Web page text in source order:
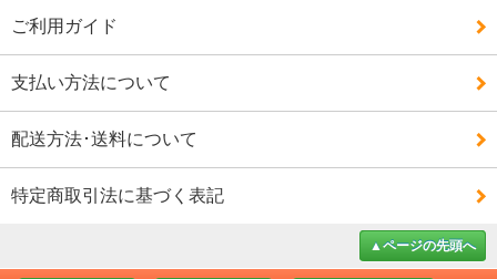
ご利用ガイド
支払い方法について
配送方法･送料について
特定商取引法に基づく表記
▲ページの先頭へ